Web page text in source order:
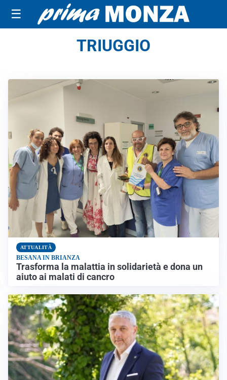
☰
TRIUGGIO
ATTUALITÀ
BESANA IN BRIANZA
Trasforma la malattia in solidarietà e dona un
aiuto ai malati di cancro